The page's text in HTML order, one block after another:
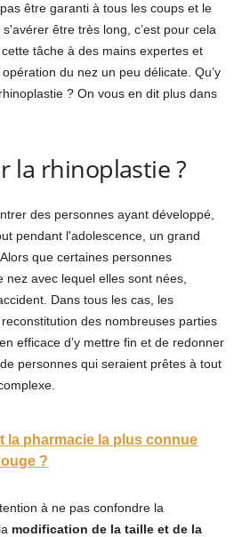
être garanti à tous les coups et le
être très long, c’est pour cela
tâche à des mains expertes et
du nez un peu délicate. Qu’y
? On vous en dit plus dans
la rhinoplastie ?
des personnes ayant développé,
pendant l'adolescence, un grand
que certaines personnes
avec lequel elles sont nées,
Dans tous les cas, les
des nombreuses parties
efficace d’y mettre fin et de redonner
personnes qui seraient prêtes à tout
la pharmacie la plus connue
?
à ne pas confondre la
modification de la taille et de la